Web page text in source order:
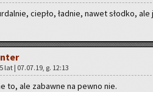
cie­pło, ład­nie, nawet słod­ko,
lat | 07.07.19, g. 12:13
to, ale za­baw­ne na pewno nie.